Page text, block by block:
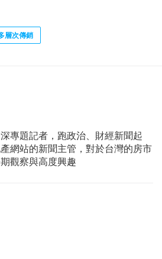
層次傳銷
專題記者，跑政治、財經新聞起
網站的新聞主管，對於台灣的房市
觀察與高度興趣